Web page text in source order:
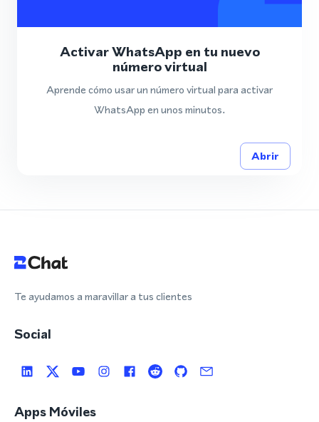
Activar WhatsApp en tu nuevo
número virtual
Aprende cómo usar un número virtual para activar
WhatsApp en unos minutos.
Abrir
Te ayudamos a maravillar a tus clientes
Social
Apps Móviles